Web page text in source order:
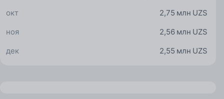
2,75 млн UZS
окт
2,56 млн UZS
ноя
2,55 млн UZS
дек